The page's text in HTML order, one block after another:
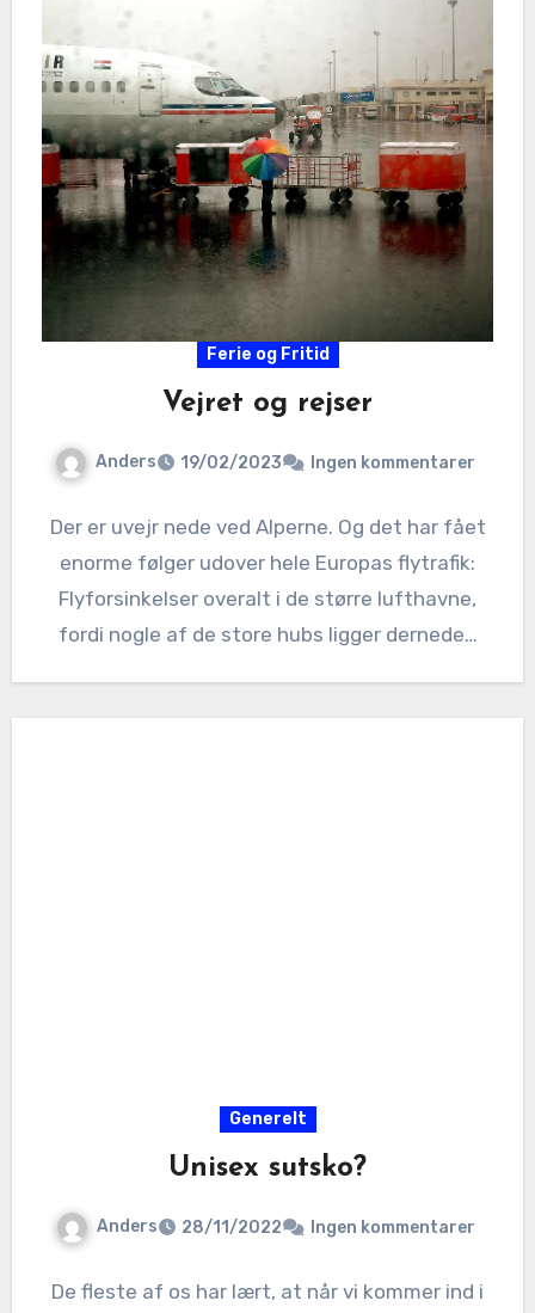
Ferie og Fritid
Vejret og rejser
Anders 19/02/2023 Ingen kommentarer
Der er uvejr nede ved Alperne. Og det har fået
enorme følger udover hele Europas flytrafik:
Flyforsinkelser overalt i de større lufthavne,
fordi nogle af de store hubs ligger dernede…
Generelt
Unisex sutsko?
Anders 28/11/2022 Ingen kommentarer
De fleste af os har lært, at når vi kommer ind i